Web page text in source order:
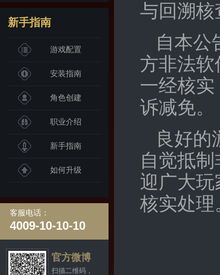
新手指南
游戏配置
安装指南
角色创建
职业介绍
新手指南
如何升级
客服电话：
4009-10-10-10
官方微博
扫描二维码，
与回溯核
自本公
方非法软
一经核
诉减免。
良好的
自觉抵
迎广大
核实处理